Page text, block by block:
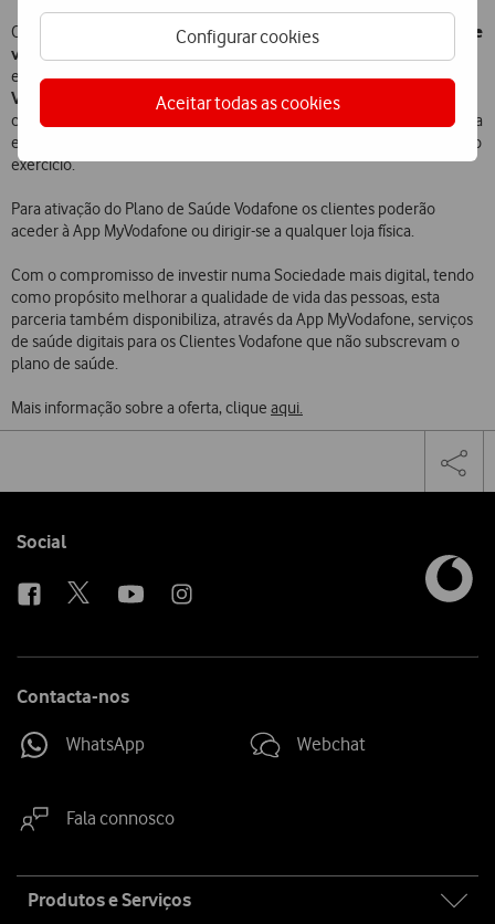
Configurar cookies
Aceitar todas as cookies
Os clientes Vodafone vão ter também à sua disposição um
serviço de
videoconsultas
em atendimento permanente e consultas de
especialidade programadas, disponíveisatravés da app My
Vodafone
. Este serviço inclui consultas de diabetes, hipertensão,
cessação tabágica, obesidade, bem como ginecologia e pneumologia
entre outras, complementado pela psicologia, nutrição e fisiologia do
exercício.
Para ativação do Plano de Saúde Vodafone os clientes poderão
aceder à App MyVodafone ou dirigir-se a qualquer loja física.
Com o compromisso de investir numa Sociedade mais digital, tendo
como propósito melhorar a qualidade de vida das pessoas, esta
parceria também disponibiliza, através da App MyVodafone, serviços
de saúde digitais para os Clientes Vodafone que não subscrevam o
plano de saúde.
Mais informação sobre a oferta, clique aqui.
social
Facebook
Follow
Social
Contacta-nos
WhatsApp Webchat
Fala connosco
map
Produtos e Serviços